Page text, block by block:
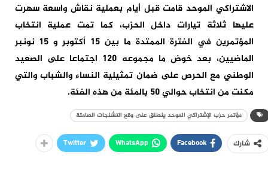
الاشتراكي الموحد قامت قبل أيام بعملية نقاش واسعة سهرت
عليها ثلاثة تيارات داخل الحزب، كما تمت عملية انتخاب
المؤتمرين في الفترة الممتدة ما بين 15 أكتوبر و 15 نونبر
الماضيين، بعد خوض ما مجموعه 120 اجتماعا على الصعيد
الوطني مع الحرص على ضمان تمثيلية النساء والشباب والتي
مكنت من انتخاب حوالي 50 بالمئة من هذه الفئة.
مؤتمر حزب الإشتراكي الموحد ينطلق على وقع التشنجات الصامتة‎
شارك Facebook
WhatsApp
Twitter